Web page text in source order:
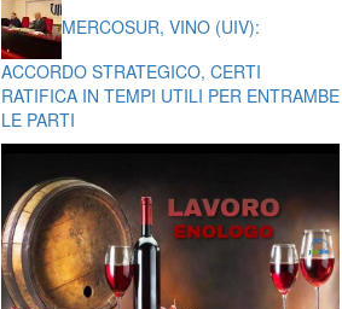
MERCOSUR, VINO (UIV):
ACCORDO STRATEGICO, CERTI
RATIFICA IN TEMPI UTILI PER ENTRAMBE
LE PARTI